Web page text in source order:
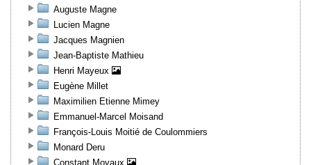
Auguste Magne
Lucien Magne
Jacques Magnien
Jean-Baptiste Mathieu
Henri Mayeux
Eugène Millet
Maximilien Etienne Mimey
Emmanuel-Marcel Moisand
François-Louis Moitié de Coulommiers
Monard Deru
Constant Moyaux